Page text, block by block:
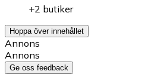
+2 butiker
Hoppa över innehållet
Annons
Annons
Ge oss feedback